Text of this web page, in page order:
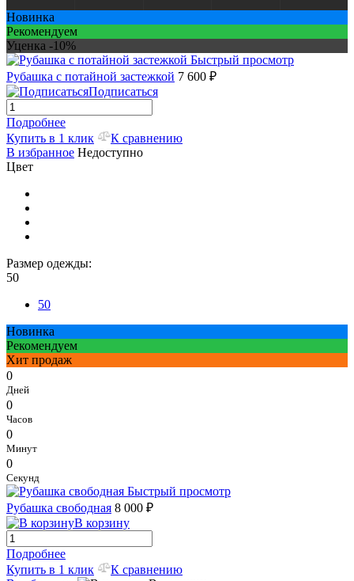
Новинка
Рекомендуем
Уценка -10%
Быстрый просмотр
Рубашка с потайной застежкой 7 600 ₽
Подписаться
Подробнее
Купить в 1 клик
К сравнению
В избранное Недоступно
Цвет
Размер одежды:
50
50
Новинка
Рекомендуем
Хит продаж
0
Дней
0
Часов
0
Минут
0
Секунд
Быстрый просмотр
Рубашка свободная 8 000 ₽
В корзину
Подробнее
Купить в 1 клик
К сравнению